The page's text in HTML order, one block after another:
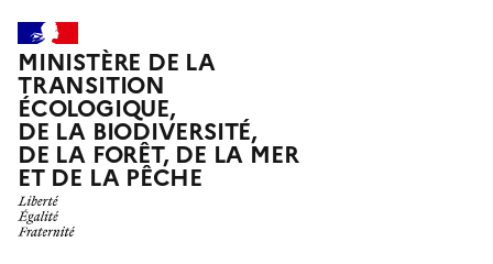
MINISTÈRE DE LA
TRANSITION
ÉCOLOGIQUE,
DE LA BIODIVERSITÉ,
DE LA FORÊT, DE LA MER
ET DE LA PÊCHE